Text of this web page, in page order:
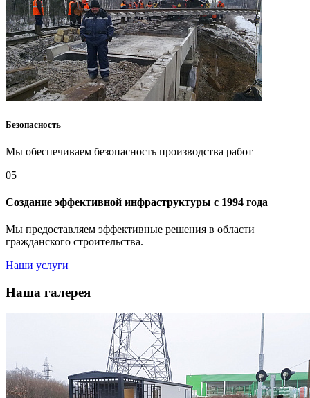
Безопасность
Мы обеспечиваем безопасность производства работ
05
Создание эффективной инфраструктуры с 1994 года
Мы предоставляем эффективные решения в области
гражданского строительства.
Наши услуги
Наша галерея